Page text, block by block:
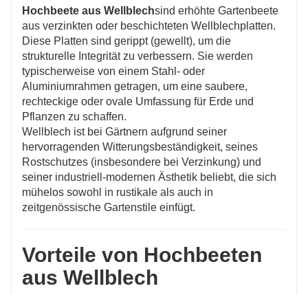
Hochbeete aus Wellblechsind erhöhte Gartenbeete
aus verzinkten oder beschichteten Wellblechplatten.
Diese Platten sind gerippt (gewellt), um die
strukturelle Integrität zu verbessern. Sie werden
typischerweise von einem Stahl- oder
Aluminiumrahmen getragen, um eine saubere,
rechteckige oder ovale Umfassung für Erde und
Pflanzen zu schaffen.
Wellblech ist bei Gärtnern aufgrund seiner
hervorragenden Witterungsbeständigkeit, seines
Rostschutzes (insbesondere bei Verzinkung) und
seiner industriell-modernen Ästhetik beliebt, die sich
mühelos sowohl in rustikale als auch in
zeitgenössische Gartenstile einfügt.
Vorteile von Hochbeeten
aus Wellblech